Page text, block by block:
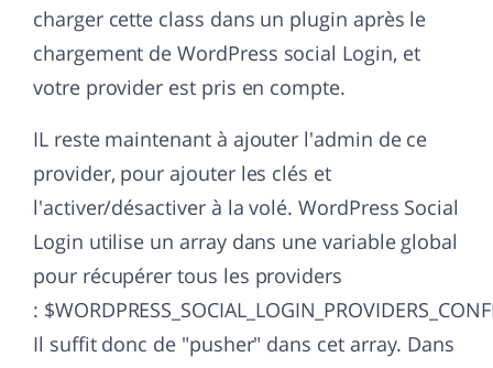
charger cette class dans un plugin après le
chargement de WordPress social Login, et
votre provider est pris en compte.
IL reste maintenant à ajouter l'admin de ce
provider, pour ajouter les clés et
l'activer/désactiver à la volé. WordPress Social
Login utilise un array dans une variable global
pour récupérer tous les providers
:
Il suffit donc de "pusher" dans cet array. Dans